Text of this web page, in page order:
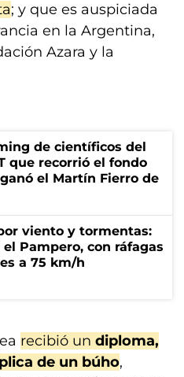
; y que es auspiciada
en la Argentina,
Azara y la
de científicos del
que recorrió el fondo
el Martín Fierro de
viento y tormentas:
Pampero, con ráfagas
a 75 km/h
recibió un diploma,
de un búho,